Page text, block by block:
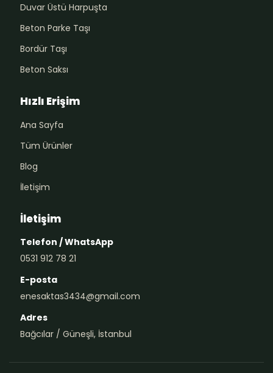
Duvar Üstü Harpuşta
Beton Parke Taşı
Bordür Taşı
Beton Saksı
Hızlı Erişim
Ana Sayfa
Tüm Ürünler
Blog
İletişim
İletişim
Telefon / WhatsApp
0531 912 78 21
E-posta
enesaktas3434@gmail.com
Adres
Bağcılar / Güneşli, İstanbul